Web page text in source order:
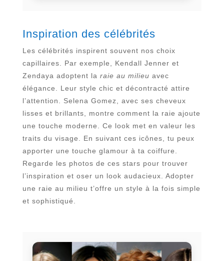
Inspiration des célébrités
Les célébrités inspirent souvent nos choix
capillaires. Par exemple, Kendall Jenner et
Zendaya adoptent la raie au milieu avec
élégance. Leur style chic et décontracté attire
l’attention. Selena Gomez, avec ses cheveux
lisses et brillants, montre comment la raie ajoute
une touche moderne. Ce look met en valeur les
traits du visage. En suivant ces icônes, tu peux
apporter une touche glamour à ta coiffure.
Regarde les photos de ces stars pour trouver
l’inspiration et oser un look audacieux. Adopter
une raie au milieu t’offre un style à la fois simple
et sophistiqué.